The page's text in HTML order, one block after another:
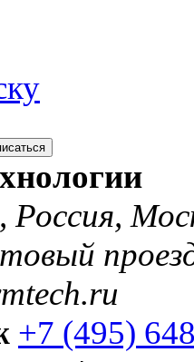
Россия,
+7 (495)